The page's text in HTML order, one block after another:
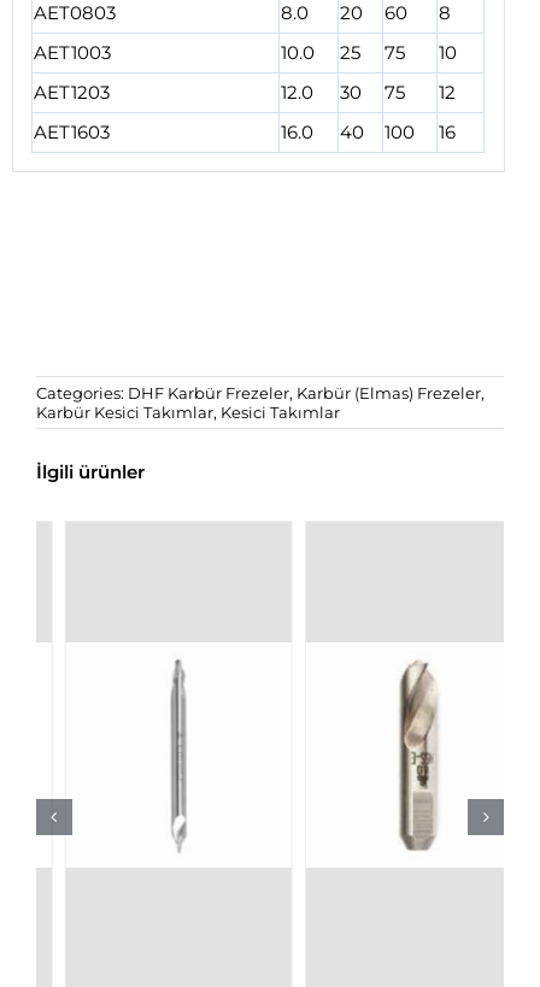
AET0803
8.0 20 60
8
AET1003
10.0 25 75
10
AET1203
12.0 30 75
12
AET1603
16.0 40 100 16
Categories: DHF Karbür Frezeler, Karbür (Elmas) Frezeler,
Karbür Kesici Takımlar, Kesici Takımlar
İlgili ürünler